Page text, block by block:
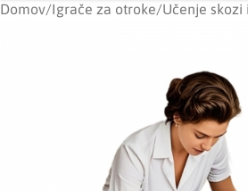
Domov/Igrače za otroke/Učenje skozi